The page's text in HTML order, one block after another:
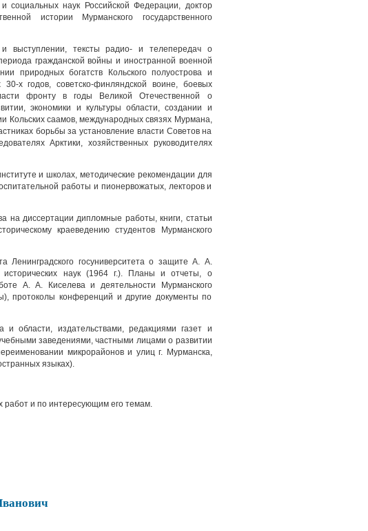
социальных наук Российской Федерации, доктор
истории Мурманского государственного
выступлении, тексты радио- и телепередач о
гражданской войны и иностранной военной
природных богатств Кольского полуострова и
30-х годов, советско-финляндской воине, боевых
фронту в годы Великой Отечественной о
экономики и культуры области, создании и
Кольских саамов, международных связях Мурмана,
борьбы за установление власти Советов на
Арктики, хозяйственных руководителях
и школах, методические рекомендации для
работы и пионервожатых, лекторов и
диссертации дипломные работы, книги, статьи
краеведению студентов Мурманского
Ленинградского госуниверситета о защите А. А.
исторических наук (1964 г.). Планы и отчеты, о
А. А. Киселева и деятельности Мурманского
протоколы конференций и другие документы по
области, издательствами, редакциями газет и
заведениями, частными лицами о развитии
микрорайонов и улиц г. Мурманска,
языках).
работ и по интересующим его темам.